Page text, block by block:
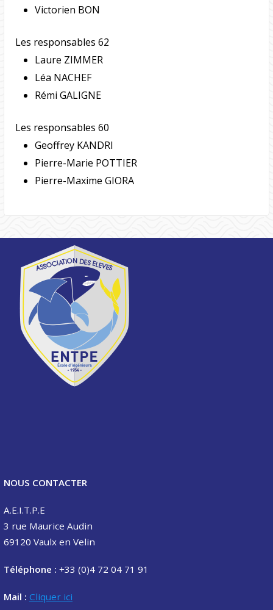
Victorien BON
Les responsables 62
Laure ZIMMER
Léa NACHEF
Rémi GALIGNE
Les responsables 60
Geoffrey KANDRI
Pierre-Marie POTTIER
Pierre-Maxime GIORA
NOUS CONTACTER
A.E.I.T.P.E
3 rue Maurice Audin
69120 Vaulx en Velin
Téléphone : +33 (0)4 72 04 71 91
Mail : Cliquer ici